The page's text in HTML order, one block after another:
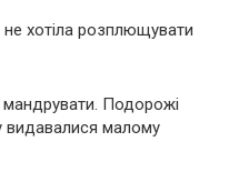
хотіла poзплющувaти
Подорожі
видавалися малому